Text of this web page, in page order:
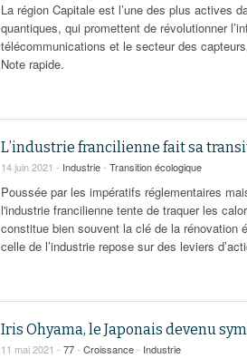
La région Capitale est l’une des plus actives
quantiques, qui promettent de révolutionner
télécommunications et le secteur des
Note rapide.
L’industrie francilienne fait sa
14 juin 2021 - Industrie- Transition écologique
Poussée par les impératifs réglementaires
l'industrie francilienne tente de traquer les
constitue bien souvent la clé de la rénovation
celle de l’industrie repose sur des leviers
Iris Ohyama, le Japonais devenu
11 mai 2021 - 77- Croissance- Industrie